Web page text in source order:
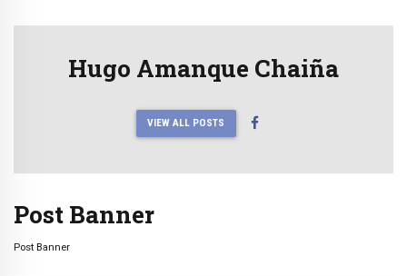
Hugo Amanque Chaiña
VIEW ALL POSTS
Post Banner
Post Banner